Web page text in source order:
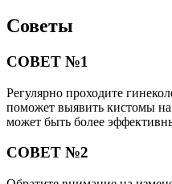
Советы
СОВЕТ №1
Регулярно проходите
поможет выявить кистомы на
может быть более
СОВЕТ №2